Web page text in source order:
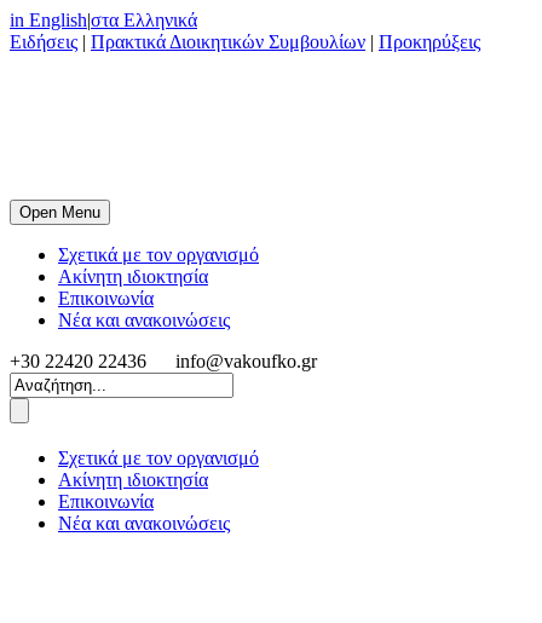
in English|στα Ελληνικά
Ειδήσεις | Πρακτικά Διοικητικών Συμβουλίων | Προκηρύξεις
Open Menu
Σχετικά με τον οργανισμό
Ακίνητη ιδιοκτησία
Επικοινωνία
Νέα και ανακοινώσεις
+30 22420 22436
info@vakoufko.gr
Σχετικά με τον οργανισμό
Ακίνητη ιδιοκτησία
Επικοινωνία
Νέα και ανακοινώσεις